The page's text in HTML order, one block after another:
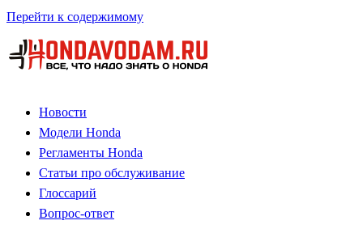
Перейти к содержимому
Новости
Модели Honda
Регламенты Honda
Статьи про обслуживание
Глоссарий
Вопрос-ответ